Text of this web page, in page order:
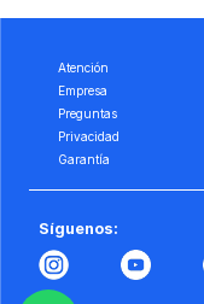
Atención
Empresa
Preguntas
Privacidad
Garantía
Síguenos: